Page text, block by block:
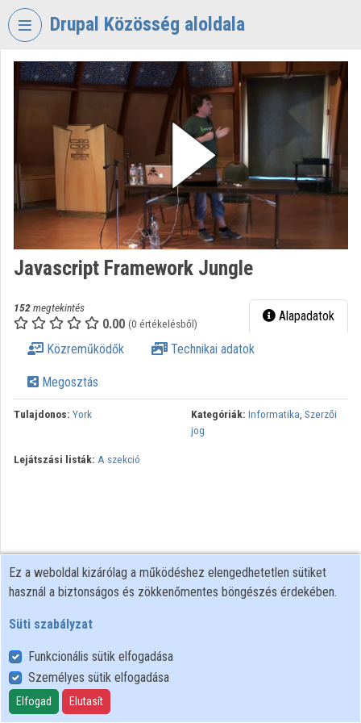
Fejléc kihagyása
Drupal Közösség aloldala
VIDEOTORIUM
KÖZÖSSÉG
Intézményi kezdőlap
Bejelentkezés
Intézményi felfedezés
Kategóriák
Intézményi listák
Intézmények
Közreműködők
Javascript Framework Jungle
152megtekintés
0.00 (0 értékelésből) Alapadatok
Közreműködők Technikai adatok
Megosztás
Tulajdonos: York Kategóriák: Informatika, Szerzői
jog
Lejátszási listák: A szekció
Felhasználói szabályzat
Adatkezelési tájékoztató
Süti szabályzat
Ez a weboldal kizárólag a működéshez elengedhetetlen sütiket
használ a biztonságos és zökkenőmentes böngészés érdekében.
Süti szabályzat
Funkcionális sütik elfogadása
Személyes sütik elfogadása
Elfogad Elutasít